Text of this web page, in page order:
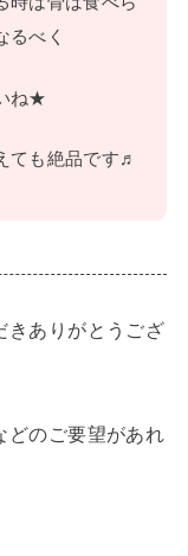
るべく
ね★
ても絶品です♬
きありがとうござ
どのご要望があれ